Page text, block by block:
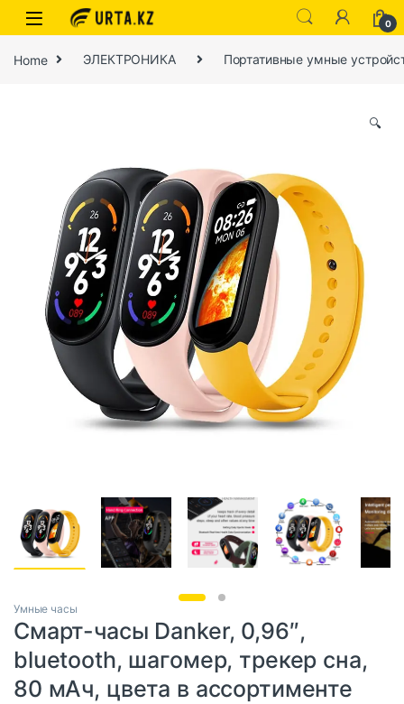
0
Home ЭЛЕКТРОНИКА Портативные умные
🔍
Умные часы
Смарт-часы Danker, 0,96″,
bluetooth, шагомер, трекер сна,
80 мАч, цвета в ассортименте